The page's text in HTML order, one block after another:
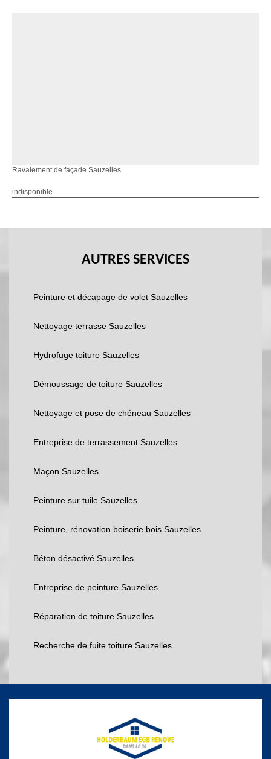
Ravalement de façade Sauzelles
indisponible
AUTRES SERVICES
Peinture et décapage de volet Sauzelles
Nettoyage terrasse Sauzelles
Hydrofuge toiture Sauzelles
Démoussage de toiture Sauzelles
Nettoyage et pose de chéneau Sauzelles
Entreprise de terrassement Sauzelles
Maçon Sauzelles
Peinture sur tuile Sauzelles
Peinture, rénovation boiserie bois Sauzelles
Béton désactivé Sauzelles
Entreprise de peinture Sauzelles
Réparation de toiture Sauzelles
Recherche de fuite toiture Sauzelles